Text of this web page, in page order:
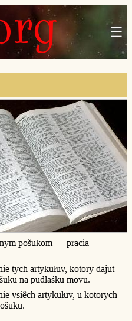
☰
pošukom — pracia
tych artykułuv, kotory dajut
na pudlaśku movu.
vsiêch artykułuv, u kotorych